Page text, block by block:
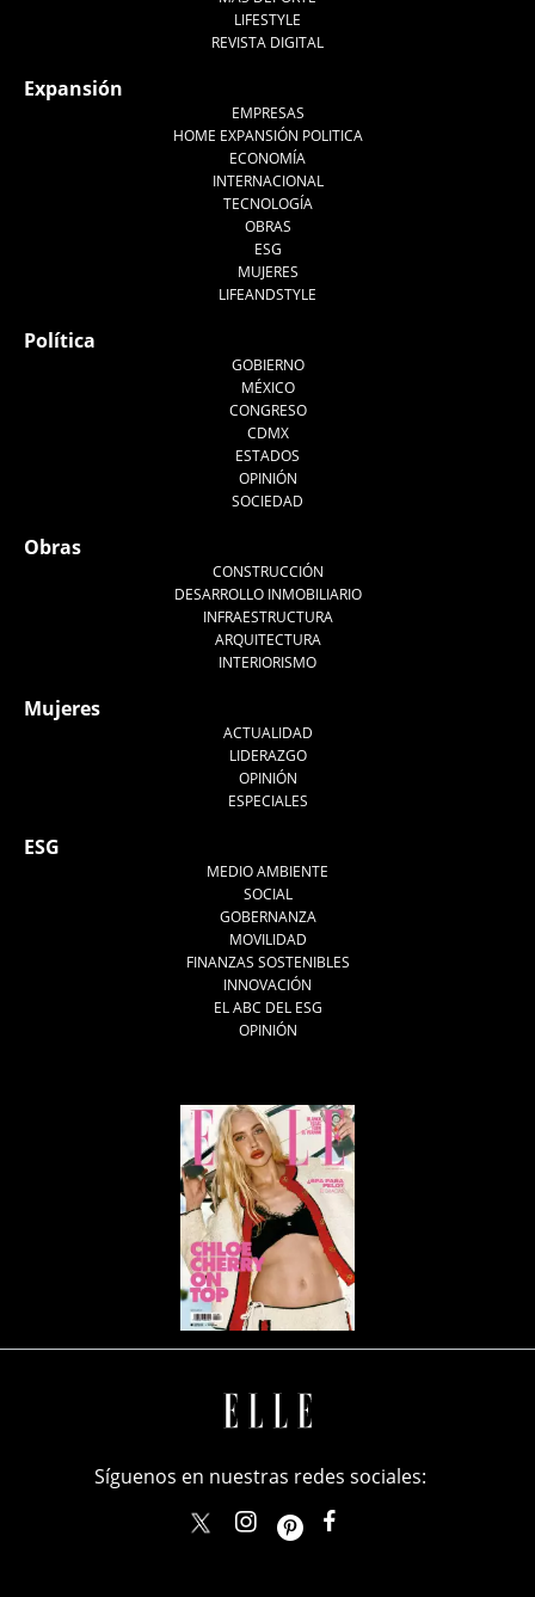
LIFESTYLE
REVISTA DIGITAL
Expansión
EMPRESAS
HOME EXPANSIÓN POLITICA
ECONOMÍA
INTERNACIONAL
TECNOLOGÍA
OBRAS
ESG
MUJERES
LIFEANDSTYLE
Política
GOBIERNO
MÉXICO
CONGRESO
CDMX
ESTADOS
OPINIÓN
SOCIEDAD
Obras
CONSTRUCCIÓN
DESARROLLO INMOBILIARIO
INFRAESTRUCTURA
ARQUITECTURA
INTERIORISMO
Mujeres
ACTUALIDAD
LIDERAZGO
OPINIÓN
ESPECIALES
ESG
MEDIO AMBIENTE
SOCIAL
GOBERNANZA
MOVILIDAD
FINANZAS SOSTENIBLES
INNOVACIÓN
EL ABC DEL ESG
OPINIÓN
Síguenos en nuestras redes sociales:
elle_mexicoellemexico